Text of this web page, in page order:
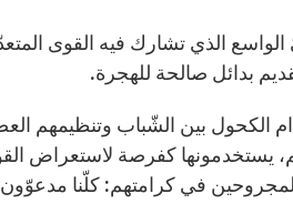
الذي تشارك فيه القوى
بدائل صالحة للهجرة.
الكحول بين الشّباب وتنظيمهم
يستخدمونها كفرصة لاستعراض
في كرامتهم: كلّنا